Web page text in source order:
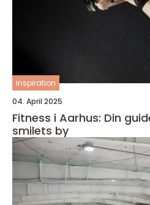
inspiration
04. April 2025
Fitness i Aarhus: Din
smilets by